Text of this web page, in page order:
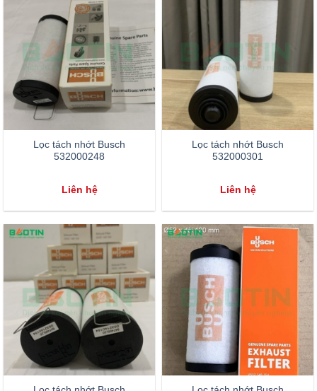
Lọc tách nhớt Busch
532000248
Liên hệ
Lọc tách nhớt Busch
532000301
Liên hệ